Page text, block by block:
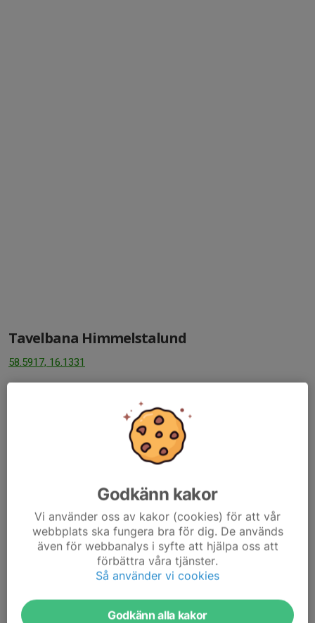
Tavelbana Himmelstalund
58.5917, 16.1331
Godkänn kakor
Vi använder oss av kakor (cookies) för att vår
webbplats ska fungera bra för dig. De används
även för webbanalys i syfte att hjälpa oss att
förbättra våra tjänster.
Så använder vi cookies
Godkänn alla kakor